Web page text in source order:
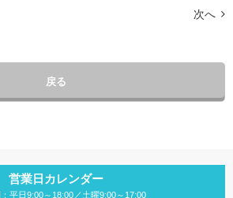
次へ
戻る
営業日カレンダー
平日9:00～18:00／土曜9:00～17:00